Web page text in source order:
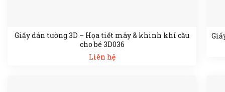
Giấy dán tường 3D – Họa tiết mây & khinh khí cầu
cho bé 3D036
Liên hệ